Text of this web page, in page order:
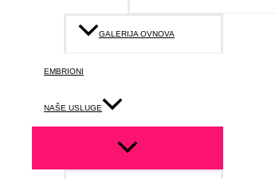
GALERIJA OVNOVA
EMBRIONI
NAŠE USLUGE